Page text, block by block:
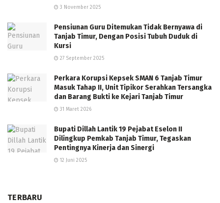
3 November 2025
Pensiunan Guru Ditemukan Tidak Bernyawa di
Tanjab Timur, Dengan Posisi Tubuh Duduk di
Kursi
27 September 2025
Perkara Korupsi Kepsek SMAN 6 Tanjab Timur
Masuk Tahap II, Unit Tipikor Serahkan Tersangka
dan Barang Bukti ke Kejari Tanjab Timur
31 Maret 2026
Bupati Dillah Lantik 19 Pejabat Eselon II
Dilingkup Pemkab Tanjab Timur, Tegaskan
Pentingnya Kinerja dan Sinergi
12 Juni 2025
TERBARU